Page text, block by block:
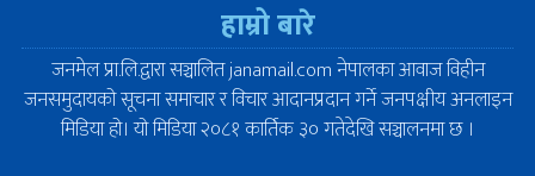
हाम्रो बारे
जनमेल प्रा.लि.द्वारा सञ्चालित janamail.com नेपालका आवाज विहीन
जनसमुदायको सूचना समाचार र विचार आदानप्रदान गर्ने जनपक्षीय अनलाइन
मिडिया हो। यो मिडिया २०८१ कार्तिक ३० गतेदेखि सञ्चालनमा छ ।